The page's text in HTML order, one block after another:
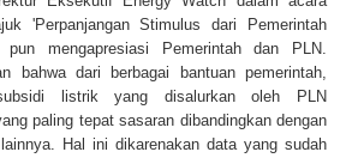
'Perpanjangan Stimulus dari Pemerintah
mengapresiasi Pemerintah dan PLN.
bahwa dari berbagai bantuan pemerintah,
listrik yang disalurkan oleh PLN
paling tepat sasaran dibandingkan dengan
Hal ini dikarenakan data yang sudah